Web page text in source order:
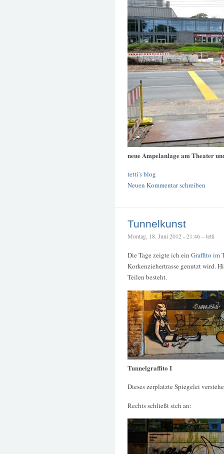
neue Ampelanlage am Theater
tetti's blog
Neuen Kommentar schreiben
Tunnelkunst
Montag, 18. Juni 2012 - 21:46 – tetti
Die Tage zeigte ich ein Graffito im
Korkenziehertrasse genutzt wird.
Teilen besteht.
Tunnelgraffito I
Dieses zerplatzte Spiegelei
Rechts schließt sich an: